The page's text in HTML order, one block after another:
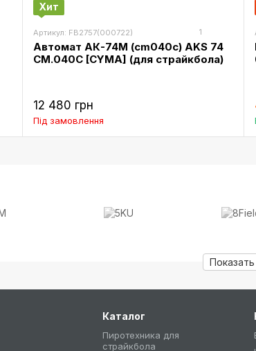
Хит
Артикул: FB2757(000722) 1
Автомат АК-74М (cm040c) AKS 74
CM.040C [CYMA] (для страйкбола)
12 480 грн
Під замовлення
Каталог
Пиротехника для
страйкбола